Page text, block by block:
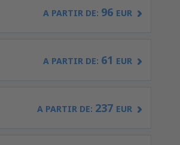
A PARTIR DE: 96 EUR
A PARTIR DE: 61 EUR
A PARTIR DE: 237 EUR